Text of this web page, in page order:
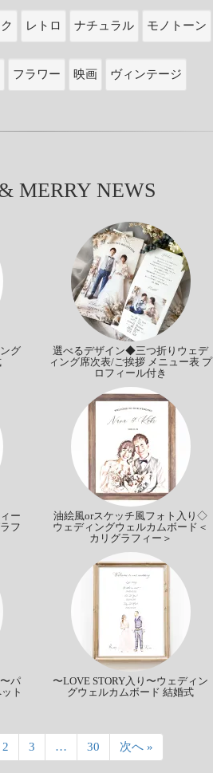
レトロ ナチュラル モノトーン
フラワー 映画 ヴィンテージ
MERRY NEWS
グ
選べるデザイン◆三つ折りウェデ
ィング席次表/ご挨拶 メニュー表 プ
ロフィール付き
ー
フ
油絵風orスケッチ風フォト入り◇
ウェディングウェルカムボード＜
カリグラフィー＞
パ
ト
〜LOVE STORY入り〜ウェディン
グウェルカムボード 結婚式
2 3 … 30 次へ »